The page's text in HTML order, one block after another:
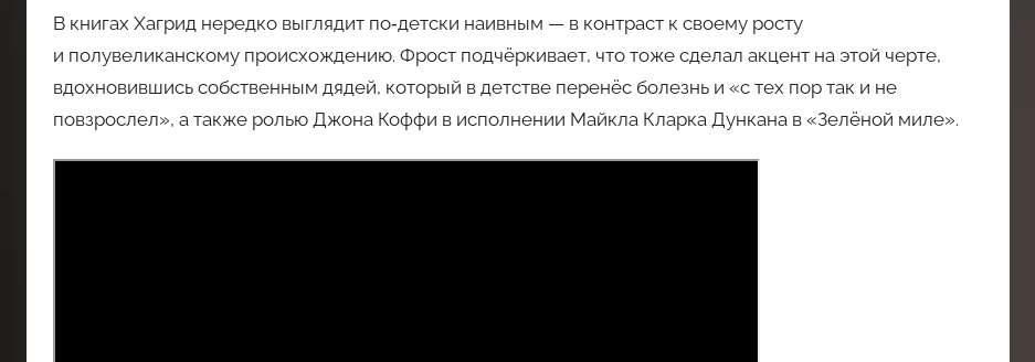
В книгах Хагрид нередко выглядит по‑детски наивным — в контраст к своему росту
и полувеликанскому происхождению. Фрост подчёркивает, что тоже сделал акцент на этой черте,
вдохновившись собственным дядей, который в детстве перенёс болезнь и «с тех пор так и не
повзрослел», а также ролью Джона Коффи в исполнении Майкла Кларка Дункана в «Зелёной миле».